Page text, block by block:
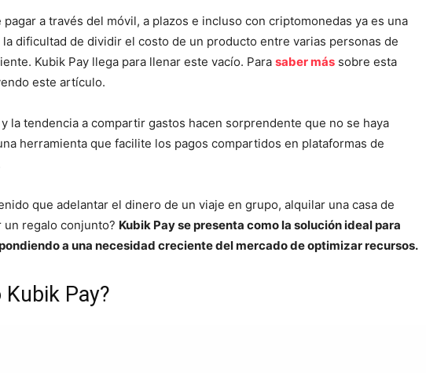
a través del móvil, a plazos e incluso con criptomonedas ya es una
dificultad de dividir el costo de un producto entre varias personas de
Kubik Pay llega para llenar este vacío. Para saber más sobre esta
este artículo.
la tendencia a compartir gastos hacen sorprendente que no se haya
herramienta que facilite los pagos compartidos en plataformas de
que adelantar el dinero de un viaje en grupo, alquilar una casa de
un regalo conjunto? Kubik Pay se presenta como la solución ideal para
a una necesidad creciente del mercado de optimizar recursos.
Pay?